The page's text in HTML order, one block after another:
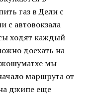
газ в Дели с
c автовокзала
ходят каждый
доехать на
мы
маршрута от
джипе еще